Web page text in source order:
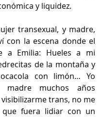
y liquidez.
transexual, y madre,
con la escena donde el
a Emilia: Hueles a mi
de la montaña y
con limón… Yo
madre muchos años
trans, no me
fuera lidiar con un